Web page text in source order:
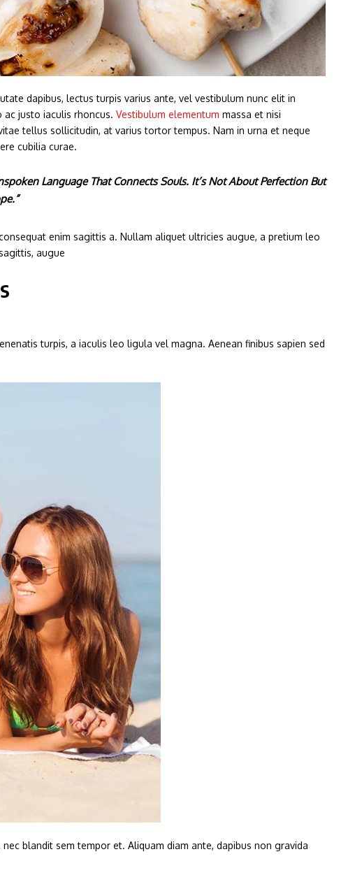
dapibus, lectus turpis varius ante, vel vestibulum nunc elit in
justo iaculis rhoncus. Vestibulum elementum massa et nisi
tellus sollicitudin, at varius tortor tempus. Nam in urna et neque
cubilia curae.
Language That Connects Souls. It’s Not About Perfection But
enim sagittis a. Nullam aliquet ultricies augue, a pretium leo
augue
turpis, a iaculis leo ligula vel magna. Aenean finibus sapien sed
blandit sem tempor et. Aliquam diam ante, dapibus non gravida